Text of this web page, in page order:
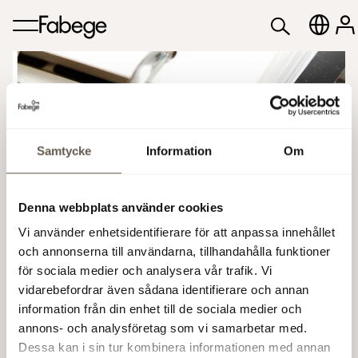
Samtycke Information Om
Denna webbplats använder cookies
Vi använder enhetsidentifierare för att anpassa innehållet
och annonserna till användarna, tillhandahålla funktioner
för sociala medier och analysera vår trafik. Vi
vidarebefordrar även sådana identifierare och annan
information från din enhet till de sociala medier och
annons- och analysföretag som vi samarbetar med.
Dessa kan i sin tur kombinera informationen med annan
Bank of America EMEA
Real Estate CEO
Conference 2024, London
21 Mar 2024 07:00 AM
Add to calendar